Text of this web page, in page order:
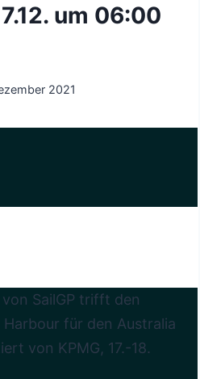
um 06:00
2021
SailGP trifft den
für den Australia
von KPMG, 17.-18.